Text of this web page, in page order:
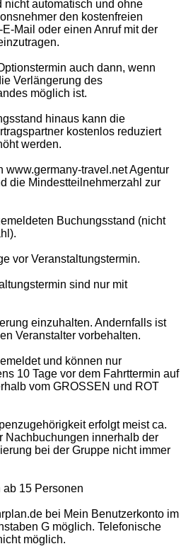
nicht automatisch und ohne
den kostenfreien
Mail oder einen Anruf mit der
auch dann, wenn
Verlängerung des
möglich ist.
hinaus kann die
kostenlos reduziert
werden.
www.germany-travel.net Agentur
die Mindestteilnehmerzahl zur
Buchungsstand (nicht
vor Veranstaltungstermin.
sind nur mit
einzuhalten. Andernfalls ist
Veranstalter vorbehalten.
und können nur
10 Tage vor dem Fahrttermin auf
vom GROSSEN und ROT
erfolgt meist ca.
Nachbuchungen innerhalb der
bei der Gruppe nicht immer
ab 15 Personen
bei Mein Benutzerkonto im
G möglich. Telefonische
möglich.